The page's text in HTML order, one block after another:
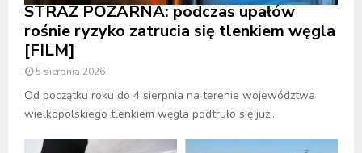
STRAŻ POŻARNA: podczas upałów
rośnie ryzyko zatrucia się tlenkiem węgla
[FILM]
5 sierpnia 2026
Od początku roku do 4 sierpnia na terenie województwa
wielkopolskiego tlenkiem węgla podtruło się już...